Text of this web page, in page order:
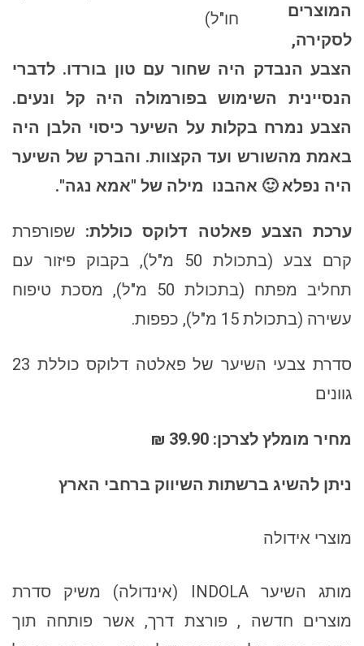
חו"ל)
המוצרים
לסקירה,
הצבע הנבדק היה שחור עם טון בורדו. לדברי
הנסיינית השימוש בפורמולה היה קל ונעים.
הצבע נמרח בקלות על השיער כיסוי הלבן היה
באמת מהשורש ועד הקצוות. והברק של השיער
היה נפלא 🙂 אהבנומילה של "אמא נגה".
ערכת הצבע פאלטה דלוקס כוללת:שפורפרת
קרם צבע (בתכולת 50 מ"ל), בקבוק פיזור עם
תחליב מפתח (בתכולת 50 מ"ל), מסכת טיפוח
עשירה (בתכולת 15 מ"ל), כפפות.
סדרת צבעי השיער של פאלטה דלוקס כוללת 23
גוונים
מחיר מומלץ לצרכן: 39.90 ₪
ניתן להשיג ברשתות השיווק ברחבי הארץ
מוצרי אידולה
מותג השיער INDOLA (אינדולה) משיק סדרת
מוצרים חדשה , פורצת דרך, אשר פותחה תוך